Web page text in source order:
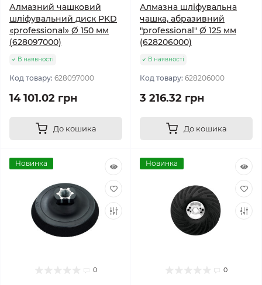
Алмазний чашковий
шліфувальний диск PKD
«professional» Ø 150 мм
(628097000)
В наявності
Код товару: 628097000
14 101.02 грн
До кошика
Алмазна шліфувальна
чашка, абразивний
"professional" Ø 125 мм
(628206000)
В наявності
Код товару: 628206000
3 216.32 грн
До кошика
Новинка
0
Новинка
0